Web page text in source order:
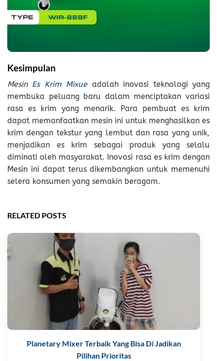
Kesimpulan
Mesin Es Krim Mixueadalah inovasi teknologi yang
membuka peluang baru dalam menciptakan variasi
rasa es krim yang menarik. Para pembuat es krim
dapat memanfaatkan mesin ini untuk menghasilkan es
krim dengan tekstur yang lembut dan rasa yang unik,
menjadikan es krim sebagai produk yang selalu
diminati oleh masyarakat. Inovasi rasa es krim dengan
Mesin ini dapat terus dikembangkan untuk memenuhi
selera konsumen yang semakin beragam.
RELATED POSTS
Planetary Mixer Terbaik Yang Bisa Di Jadikan
Pilihan Prioritas